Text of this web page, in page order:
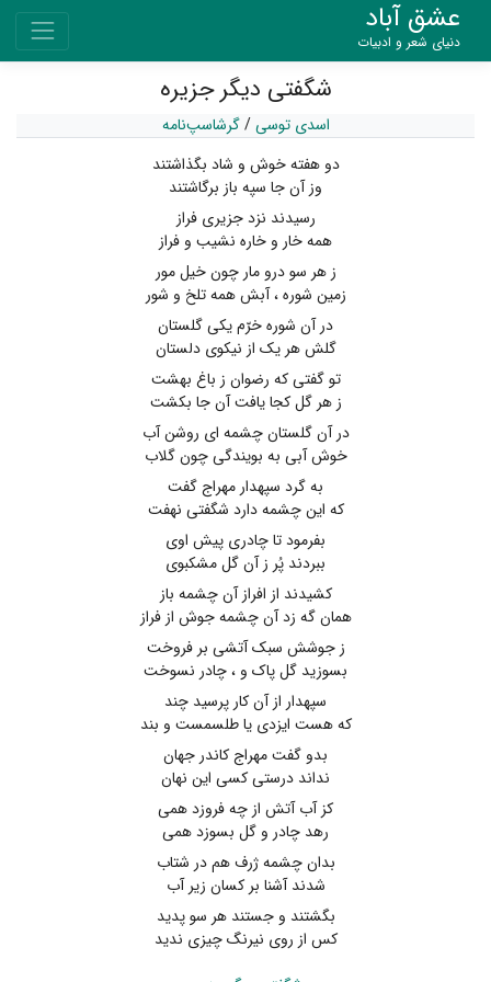
عشق آباد
دنیای شعر و ادبیات
شگفتی دیگر جزیره
اسدی توسی/گرشاسپ‌نامه
دو هفته خوش و شاد بگذاشتند
وز آن جا سپه باز برگاشتند
رسیدند نزد جزیری فراز
همه خار و خاره نشیب و فراز
ز هر سو درو مار چون خیل مور
زمین شوره ، آبش همه تلخ و شور
در آن شوره خرّم یکی گلستان
گلش هر یک از نیکوی دلستان
تو گفتی که رضوان ز باغ بهشت
ز هر گل کجا یافت آن جا بکشت
در آن گلستان چشمه ای روشن آب
خوش آبی به بویندگی چون گلاب
به گرد سپهدار مهراج گفت
که این چشمه دارد شگفتی نهفت
بفرمود تا چادری پیش اوی
ببردند پُر ز آن گل مشکبوی
کشیدند از افراز آن چشمه باز
همان گه زد آن چشمه جوش از فراز
ز جوشش سبک آتشی بر فروخت
بسوزید گل پاک و ، چادر نسوخت
سپهدار از آن کار پرسید چند
که هست ایزدی یا طلسمست و بند
بدو گفت مهراج کاندر جهان
نداند درستی کسی این نهان
کز آب آتش از چه فروزد همی
رهد چادر و گل بسوزد همی
بدان چشمه ژرف هم در شتاب
شدند آشنا بر کسان زیر آب
بگشتند و جستند هر سو پدید
کس از روی نیرنگ چیزی ندید